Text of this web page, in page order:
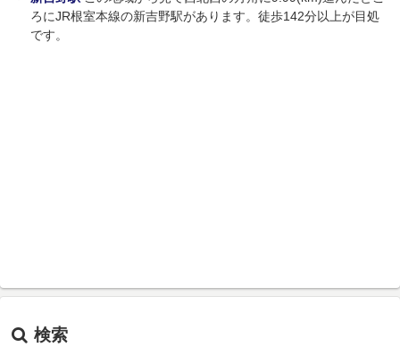
ろにJR根室本線の新吉野駅があります。徒歩142分以上が目処
です。
検索